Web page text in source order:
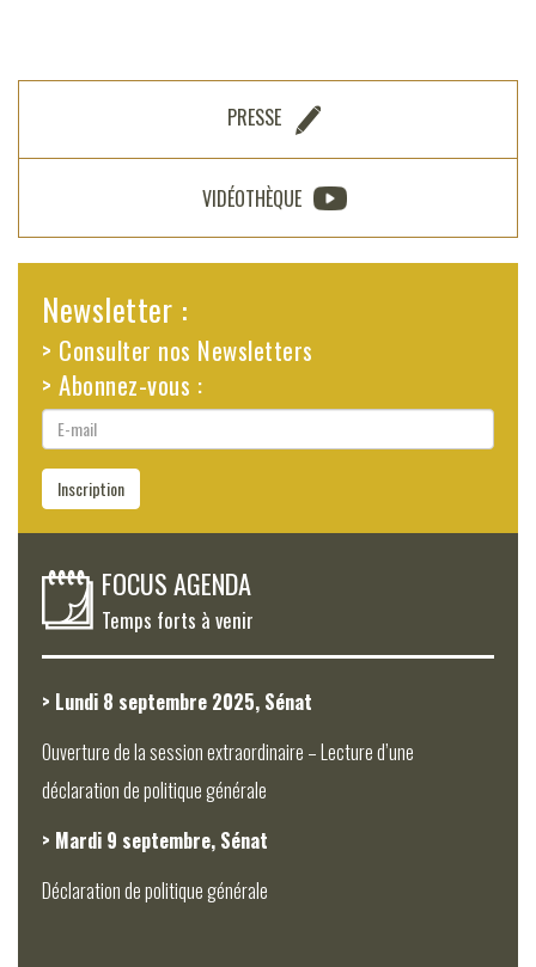
PRESSE
VIDÉOTHÈQUE
Newsletter :
> Consulter nos Newsletters
> Abonnez-vous :
E-
mail
Inscription
FOCUS AGENDA
Temps forts à venir
> Lundi 8 septembre 2025, Sénat
Ouverture de la session extraordinaire – Lecture d’une
déclaration de politique générale
> Mardi 9 septembre, Sénat
Déclaration de politique générale